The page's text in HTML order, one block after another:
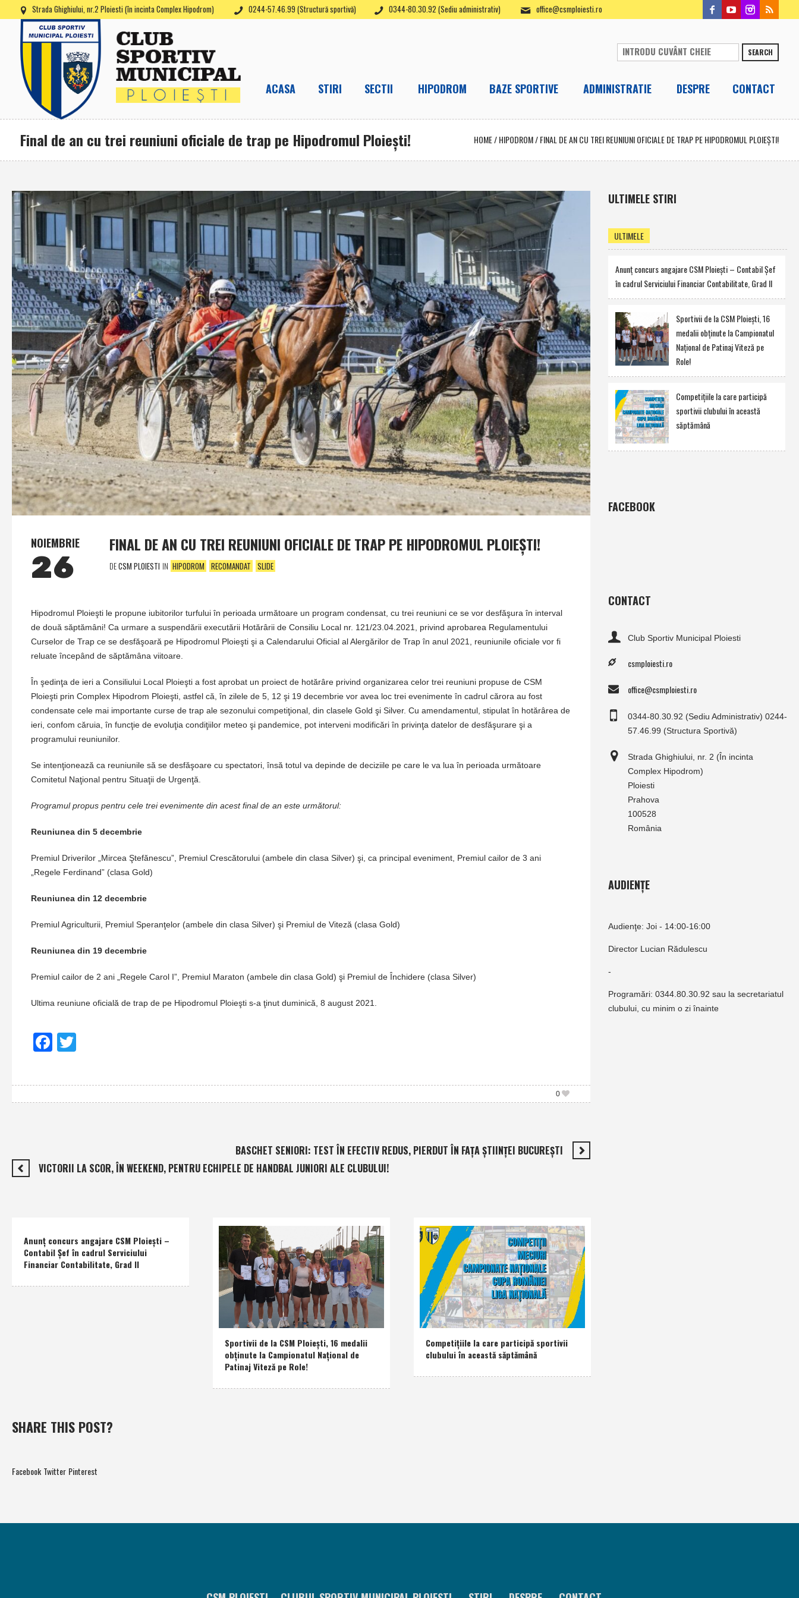
Strada Ghighiului, nr.2 Ploiesti (în incinta Complex Hipodrom) 0244-57.46.99 (Structură sportivă) 0344-80.30.92 (Sediu administrativ) office@csmploiesti.ro
SEARCH
ACASA STIRI SECTII HIPODROM BAZE SPORTIVE ADMINISTRATIE DESPRE CONTACT
Final de an cu trei reuniuni oficiale de trap pe Hipodromul Ploieşti! HOME/HIPODROM/FINAL DE AN CU TREI REUNIUNI OFICIALE DE TRAP PE HIPODROMUL PLOIEŞTI!
NOIEMBRIE
26
FINAL DE AN CU TREI REUNIUNI OFICIALE DE TRAP PE HIPODROMUL PLOIEŞTI!
DECSM PLOIESTI IN HIPODROM RECOMANDAT SLIDE
Hipodromul Ploieşti le propune iubitorilor turfului în perioada următoare un program condensat, cu trei reuniuni ce se vor desfăşura în interval
de două săptămâni! Ca urmare a suspendării executării Hotărârii de Consiliu Local nr. 121/23.04.2021, privind aprobarea Regulamentului
Curselor de Trap ce se desfăşoară pe Hipodromul Ploieşti şi a Calendarului Oficial al Alergărilor de Trap în anul 2021, reuniunile oficiale vor fi
reluate începând de săptămâna viitoare.
În şedinţa de ieri a Consiliului Local Ploieşti a fost aprobat un proiect de hotărâre privind organizarea celor trei reuniuni propuse de CSM
Ploieşti prin Complex Hipodrom Ploieşti, astfel că, în zilele de 5, 12 şi 19 decembrie vor avea loc trei evenimente în cadrul cărora au fost
condensate cele mai importante curse de trap ale sezonului competiţional, din clasele Gold şi Silver. Cu amendamentul, stipulat în hotărârea de
ieri, confom căruia, în funcţie de evoluţia condiţiilor meteo şi pandemice, pot interveni modificări în privinţa datelor de desfăşurare şi a
programului reuniunilor.
Se intenţionează ca reuniunile să se desfăşoare cu spectatori, însă totul va depinde de deciziile pe care le va lua în perioada următoare
Comitetul Naţional pentru Situaţii de Urgenţă.
Programul propus pentru cele trei evenimente din acest final de an este următorul:
Reuniunea din 5 decembrie
Premiul Driverilor „Mircea Ştefănescu”, Premiul Crescătorului (ambele din clasa Silver) şi, ca principal eveniment, Premiul cailor de 3 ani
„Regele Ferdinand” (clasa Gold)
Reuniunea din 12 decembrie
Premiul Agriculturii, Premiul Speranţelor (ambele din clasa Silver) şi Premiul de Viteză (clasa Gold)
Reuniunea din 19 decembrie
Premiul cailor de 2 ani „Regele Carol I”, Premiul Maraton (ambele din clasa Gold) şi Premiul de Închidere (clasa Silver)
Ultima reuniune oficială de trap de pe Hipodromul Ploieşti s-a ţinut duminică, 8 august 2021.
Facebook
0
BASCHET SENIORI: TEST ÎN EFECTIV REDUS, PIERDUT ÎN FAŢA ŞTIINŢEI BUCUREŞTI
VICTORII LA SCOR, ÎN WEEKEND, PENTRU ECHIPELE DE HANDBAL JUNIORI ALE CLUBULUI!
Anunţ concurs angajare CSM Ploieşti –
Contabil Şef în cadrul Serviciului
Financiar Contabilitate, Grad II
Sportivii de la CSM Ploieşti, 16 medalii
obţinute la Campionatul Naţional de
Patinaj Viteză pe Role!
Competiţiile la care participă sportivii
clubului în această săptămână
SHARE THIS POST?
Facebook Twitter Pinterest
ULTIMELE STIRI
ULTIMELE
Anunţ concurs angajare CSM Ploieşti – Contabil Şef
în cadrul Serviciului Financiar Contabilitate, Grad II
Sportivii de la CSM Ploieşti, 16
medalii obţinute la Campionatul
Naţional de Patinaj Viteză pe
Role!
Competiţiile la care participă
sportivii clubului în această
săptămână
FACEBOOK
CONTACT
Club Sportiv Municipal Ploiesti
csmploiesti.ro
office@csmploiesti.ro
0344-80.30.92 (Sediu Administrativ) 0244-
57.46.99 (Structura Sportivă)
Strada Ghighiului, nr. 2 (În incinta
Complex Hipodrom)
Ploiesti
Prahova
100528
România
AUDIENȚE
Audienţe: Joi - 14:00-16:00
Director Lucian Rădulescu
-
Programări: 0344.80.30.92 sau la secretariatul
clubului, cu minim o zi înainte